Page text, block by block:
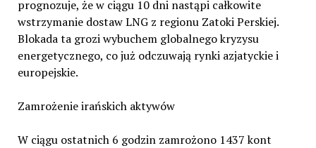
prognozuje, że w ciągu 10 dni nastąpi całkowite
wstrzymanie dostaw LNG z regionu Zatoki Perskiej.
Blokada ta grozi wybuchem globalnego kryzysu
energetycznego, co już odczuwają rynki azjatyckie i
europejskie.
Zamrożenie irańskich aktywów
W ciągu ostatnich 6 godzin zamrożono 1437 kont